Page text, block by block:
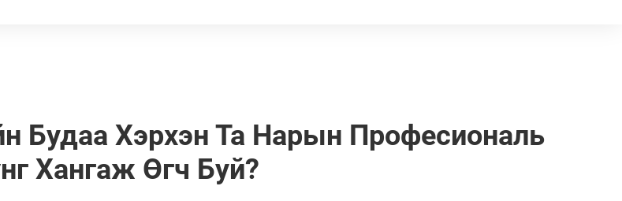
Будаа Хэрхэн Та Нарын Професиональ
Хангаж Өгч Буй?